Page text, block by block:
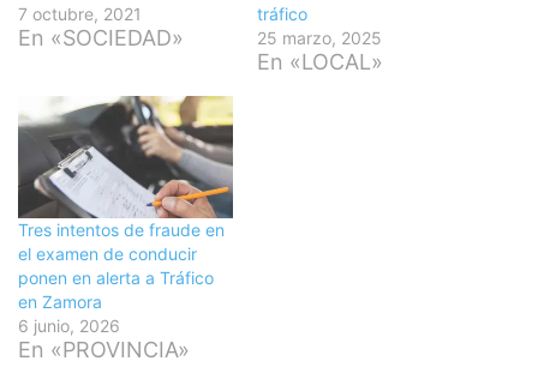
7 octubre, 2021
En «SOCIEDAD»
tráfico
25 marzo, 2025
En «LOCAL»
Tres intentos de fraude en
el examen de conducir
ponen en alerta a Tráfico
en Zamora
6 junio, 2026
En «PROVINCIA»